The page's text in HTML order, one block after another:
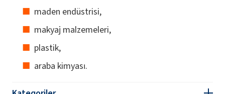
maden endüstrisi,
makyaj malzemeleri,
plastik,
araba kimyası.